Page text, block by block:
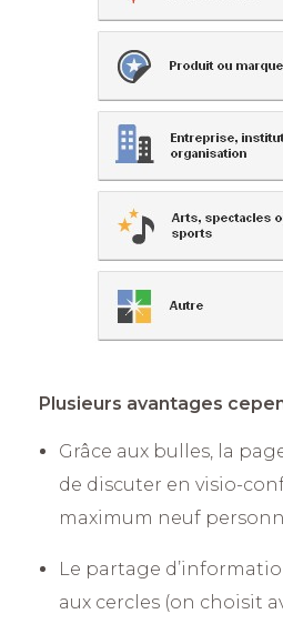
Plusieurs avantages
Grâce aux bulles, la
de discuter en visio-
maximum neuf
Le partage
aux cercles (on choisit